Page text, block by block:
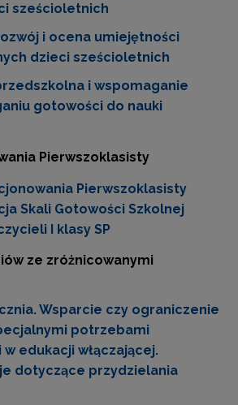
sześcioletnich
i ocena umiejętności
dzieci sześcioletnich
i wspomaganie
gotowości do nauki
Pierwszoklasisty
Pierwszoklasisty
Skali Gotowości Szkolnej
I klasy SP
ze zróżnicowanymi
Wsparcie czy ograniczenie
potrzebami
edukacji włączającej.
dotyczące przydzielania